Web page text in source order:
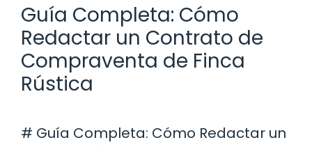
Guía Completa: Cómo
Redactar un Contrato de
Compraventa de Finca
Rústica
# Guía Completa: Cómo Redactar un